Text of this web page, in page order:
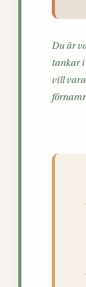
Du är
tankar i
vill